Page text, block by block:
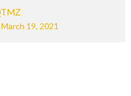
March 19, 2021